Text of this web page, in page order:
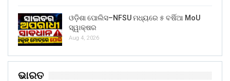
ଓଡ଼ିଶା ପୋଲିସ–NFSU ମଧ୍ୟରେ ୫ ବର୍ଷିଆ MoU
ସ୍ୱାକ୍ଷର
Aug 4, 2026
ଭାରତ